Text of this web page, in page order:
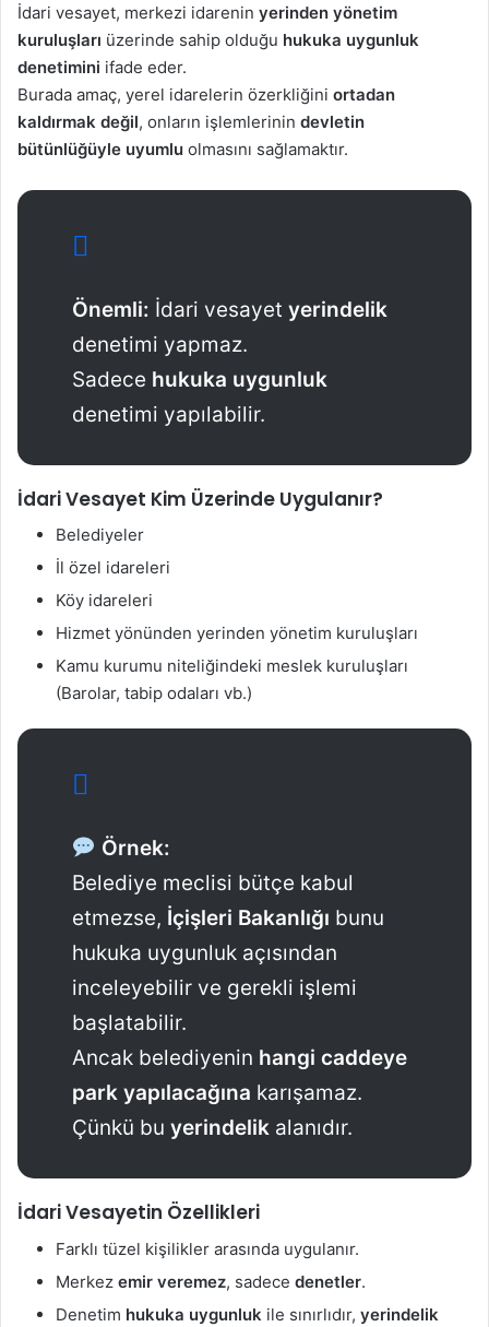
İdari vesayet, merkezi idarenin yerinden yönetim
kuruluşları üzerinde sahip olduğu hukuka uygunluk
denetimini ifade eder.
Burada amaç, yerel idarelerin özerkliğini ortadan
kaldırmak değil, onların işlemlerinin devletin
bütünlüğüyle uyumlu olmasını sağlamaktır.
Önemli: İdari vesayet yerindelik
denetimi yapmaz.
Sadece hukuka uygunluk
denetimi yapılabilir.
İdari Vesayet Kim Üzerinde Uygulanır?
Belediyeler
İl özel idareleri
Köy idareleri
Hizmet yönünden yerinden yönetim kuruluşları
Kamu kurumu niteliğindeki meslek kuruluşları
(Barolar, tabip odaları vb.)
Örnek:
Belediye meclisi bütçe kabul
etmezse, İçişleri Bakanlığı bunu
hukuka uygunluk açısından
inceleyebilir ve gerekli işlemi
başlatabilir.
Ancak belediyenin hangi caddeye
park yapılacağına karışamaz.
Çünkü bu yerindelik alanıdır.
İdari Vesayetin Özellikleri
Farklı tüzel kişilikler arasında uygulanır.
Merkez emir veremez, sadece denetler.
Denetim hukuka uygunluk ile sınırlıdır, yerindelik